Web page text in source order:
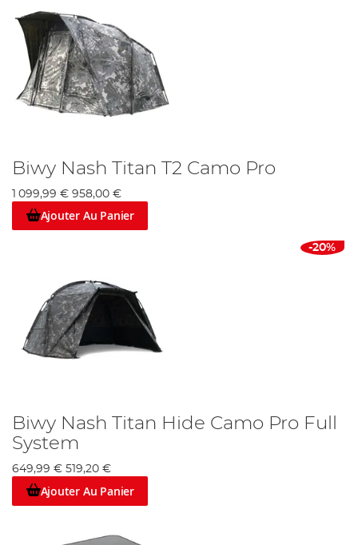
Biwy Nash Titan T2 Camo Pro
1 099,99 € 958,00 €
Ajouter Au Panier
-20%
Biwy Nash Titan Hide Camo Pro Full
System
649,99 € 519,20 €
Ajouter Au Panier